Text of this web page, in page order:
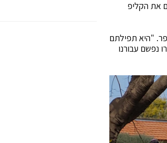
את הקליפ
"היא תפילתם
נפשם עבורנו